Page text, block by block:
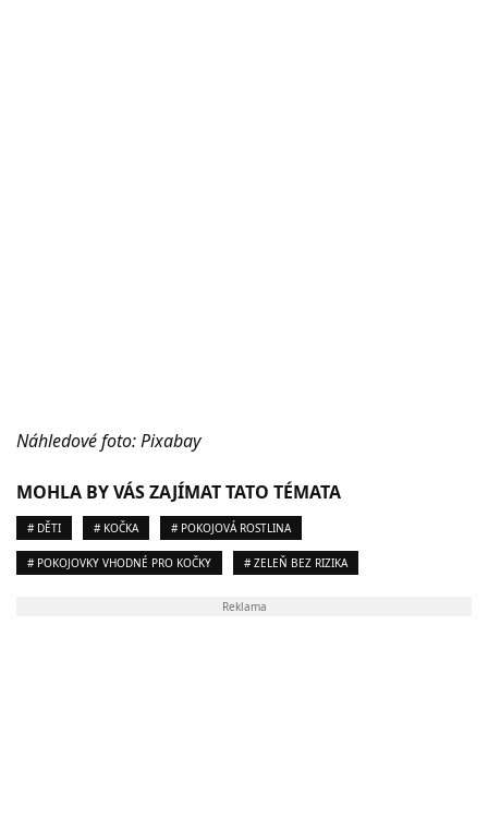
Náhledové foto: Pixabay
MOHLA BY VÁS ZAJÍMAT TATO TÉMATA
# DĚTI # KOČKA # POKOJOVÁ ROSTLINA
# POKOJOVKY VHODNÉ PRO KOČKY # ZELEŇ BEZ RIZIKA
Reklama